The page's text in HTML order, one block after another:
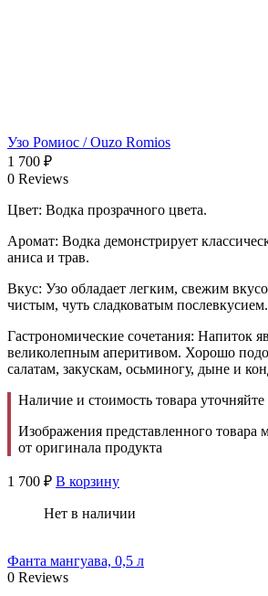
Узо Ромиос / Ouzo Romios
1 700 ₽
0 Reviews
Цвет: Водка прозрачного цвета.
Аромат: Водка демонстрирует
аниса и трав.
Вкус: Узо обладает легким, свежим
чистым, чуть сладковатым послевкусием.
Гастрономические сочетания: Напиток
великолепным аперитивом. Хорошо
салатам, закускам, осьминогу, дыне и
Наличие и стоимость товара уточняйте
Изображения представленного товара
от оригинала продукта
1 700 ₽ В корзину
Нет в наличии
Фанта мангуава, 0,5 л
0 Reviews